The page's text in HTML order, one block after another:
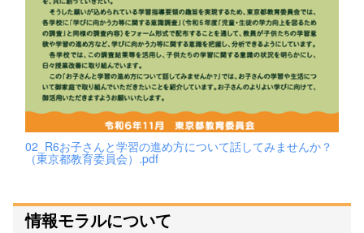
02_R6お子さんと学習の進め方について話してみませんか？
（東京都教育委員会）.pdf
情報モラルについて